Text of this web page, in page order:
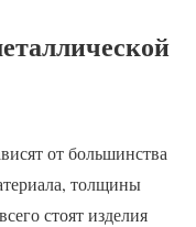
от большинства
толщины
стоят изделия